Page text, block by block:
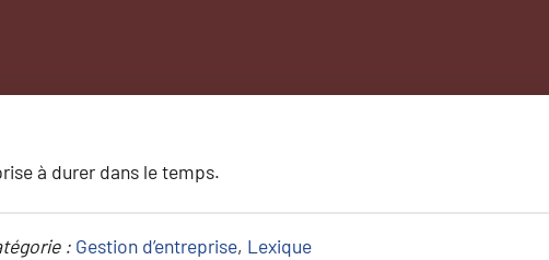
à durer dans le temps.
: Gestion d’entreprise, Lexique